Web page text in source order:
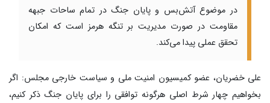
در موضوع آتش‌بس و پایان جنگ در تمام ساحات جبهه
مقاومت در صورت مدیریت بر تنگه هرمز است که امکان
تحقق عملی پیدا می‌کند.
علی خضریان، عضو کمیسیون امنیت ملی و سیاست خارجی مجلس: اگر
بخواهیم چهار شرط اصلی هرگونه توافقی را برای پایان جنگ ذکر کنیم،